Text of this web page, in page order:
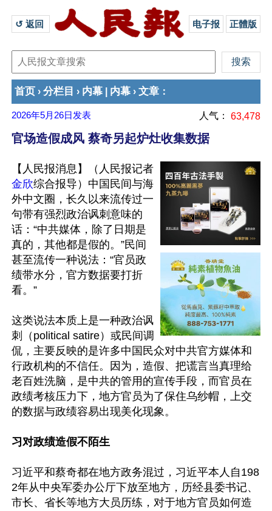
↺ 返回 电子报 正體版
首页 › 分栏目 › 内幕 内幕 › 文章 ：
2026年5月26日 发表 人气： 63,478
官场造假成风 蔡奇另起炉灶收集数据
【人民报消息】（人民报记者
金欣综合报导）中国民间与海
外中文圈，长久以来流传过一
句带有强烈政治讽刺意味的
话：“中共媒体，除了日期是
真的，其他都是假的。”民间
甚至流传一种说法：“官员政
绩带水分，官方数据要打折
看。”
这类说法本质上是一种政治讽
刺（political satire）或民间调
侃，主要反映的是许多中国民众对中共官方媒体和
行政机构的不信任。因为，造假、把谎言当真理给
老百姓洗脑，是中共的管用的宣传手段，而官员在
政绩考核压力下，地方官员为了保住乌纱帽，上交
的数据与政绩容易出现美化现象。
习对政绩造假不陌生
习近平和蔡奇都在地方政务混过，习近平本人自198
2年从中央军委办公厅下放至地方，历经县委书记、
市长、省长等地方大员历练，对于地方官员如何造